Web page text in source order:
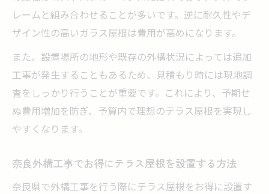
レームと組み合わせることが多いです。逆に耐久性やデ
ザイン性の高いガラス屋根は費用が高めになります。
また、設置場所の地形や既存の外構状況によっては追加
工事が発生することもあるため、見積もり時には現地調
査をしっかり行うことが重要です。これにより、予期せ
ぬ費用増加を防ぎ、予算内で理想のテラス屋根を実現し
やすくなります。
奈良外構工事でお得にテラス屋根を設置する方法
奈良県で外構工事を行う際にテラス屋根をお得に設置す